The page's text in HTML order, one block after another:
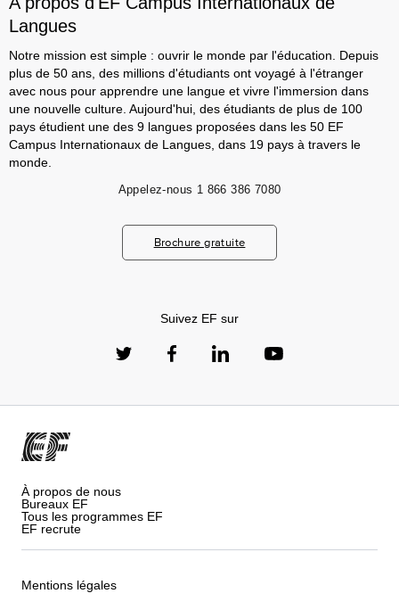
Langues
Notre mission est simple : ouvrir le monde par l'éducation. Depuis
plus de 50 ans, des millions d'étudiants ont voyagé à l'étranger
avec nous pour apprendre une langue et vivre l'immersion dans
une nouvelle culture. Aujourd'hui, des étudiants de plus de 100
pays étudient une des 9 langues proposées dans les 50 EF
Campus Internationaux de Langues, dans 19 pays à travers le
monde.
Appelez-nous 1 866 386 7080
Brochure gratuite
Suivez EF sur
À propos de nous
Bureaux EF
Tous les programmes EF
EF recrute
Mentions légales